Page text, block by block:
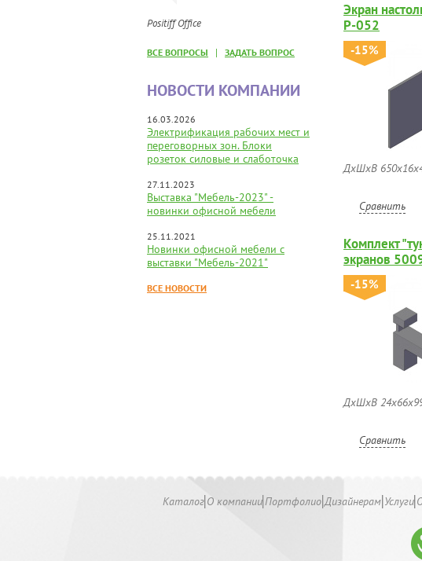
Positiff Office
ВСЕ ВОПРОСЫ | ЗАДАТЬ ВОПРОС
НОВОСТИ КОМПАНИИ
16.03.2026
Электрификация рабочих мест и
переговорных зон. Блоки
розеток силовые и слаботочка
27.11.2023
Выставка "Мебель-2023" -
новинки офисной мебели
25.11.2021
Новинки офисной мебели с
выставки "Мебель-2021"
ВСЕ НОВОСТИ
Экран
Р-052
-15%
ДхШхВ
Сравнить
Комплект
экранов
-15%
ДхШхВ
Сравнить
Каталог О компанииПортфолио Дизайнерам Услуги